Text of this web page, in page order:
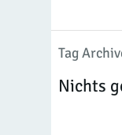
Tag
Nichts